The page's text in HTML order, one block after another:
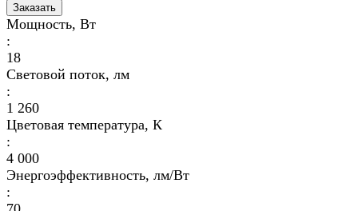
Заказать
Мощность, Вт
:
18
Световой поток, лм
:
1 260
Цветовая температура, К
:
4 000
Энергоэффективность, лм/Вт
: